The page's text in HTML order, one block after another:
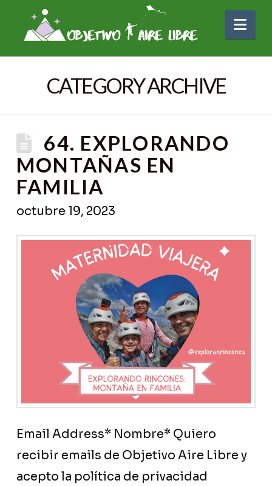
CATEGORY ARCHIVE
64. EXPLORANDO
MONTAÑAS EN
FAMILIA
octubre 19, 2023
Email Address* Nombre* Quiero
recibir emails de Objetivo Aire Libre y
acepto la política de privacidad